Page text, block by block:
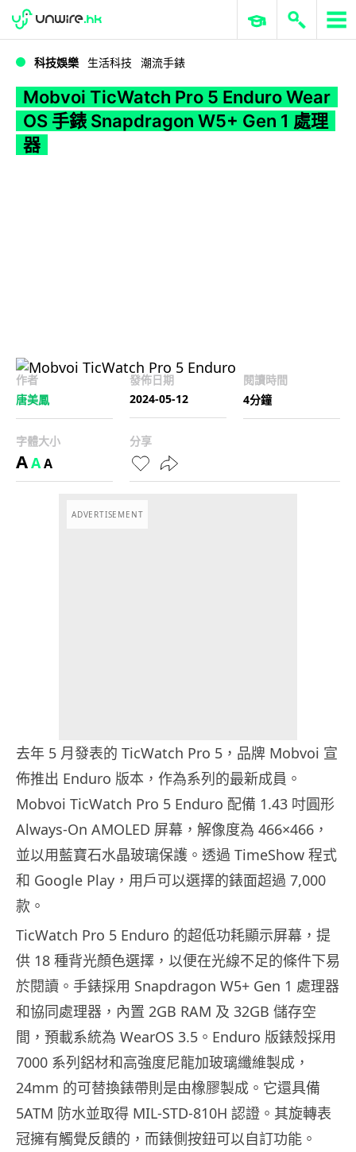
WWDC 2026 ERP 與商業 AI
科技娛樂 生活科技 潮流手錶
Mobvoi TicWatch Pro 5 Enduro Wear
OS 手錶 Snapdragon W5+ Gen 1 處理
器
作者
唐美鳳
發佈日期
2024-05-12
閱讀時間
4分鐘
字體大小
AAA
分享
ADVERTISEMENT
去年 5 月發表的 TicWatch Pro 5，品牌 Mobvoi 宣
佈推出 Enduro 版本，作為系列的最新成員。
Mobvoi TicWatch Pro 5 Enduro 配備 1.43 吋圓形
Always-On AMOLED 屏幕，解像度為 466×466，
並以用藍寶石水晶玻璃保護。透過 TimeShow 程式
和 Google Play，用戶可以選擇的錶面超過 7,000
款。
TicWatch Pro 5 Enduro 的超低功耗顯示屏幕，提
供 18 種背光顏色選擇，以便在光線不足的條件下易
於閱讀。手錶採用 Snapdragon W5+ Gen 1 處理器
和協同處理器，內置 2GB RAM 及 32GB 儲存空
間，預載系統為 WearOS 3.5。Enduro 版錶殼採用
7000 系列鋁材和高強度尼龍加玻璃纖維製成，
24mm 的可替換錶帶則是由橡膠製成。它還具備
5ATM 防水並取得 MIL-STD-810H 認證。其旋轉表
冠擁有觸覺反饋的，而錶側按鈕可以自訂功能。